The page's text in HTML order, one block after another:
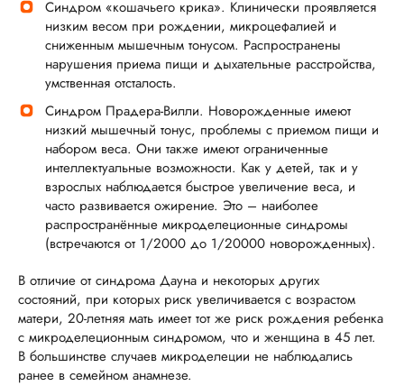
Синдром «кошачьего крика». Клинически проявляется
низким весом при рождении, микроцефалией и
сниженным мышечным тонусом. Распространены
нарушения приема пищи и дыхательные расстройства,
умственная отсталость.
Синдром Прадера-Вилли. Новорожденные имеют
низкий мышечный тонус, проблемы с приемом пищи и
набором веса. Они также имеют ограниченные
интеллектуальные возможности. Как у детей, так и у
взрослых наблюдается быстрое увеличение веса, и
часто развивается ожирение. Это – наиболее
распространённые микроделеционные синдромы
(встречаются от 1/2000 до 1/20000 новорожденных).
В отличие от синдрома Дауна и некоторых других
состояний, при которых риск увеличивается с возрастом
матери, 20-летняя мать имеет тот же риск рождения ребенка
с микроделеционным синдромом, что и женщина в 45 лет.
В большинстве случаев микроделеции не наблюдались
ранее в семейном анамнезе.